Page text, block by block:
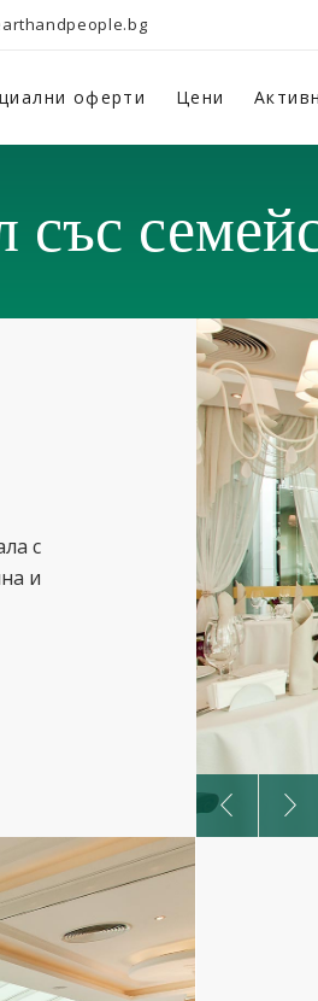
оферти Цени
със
с
и